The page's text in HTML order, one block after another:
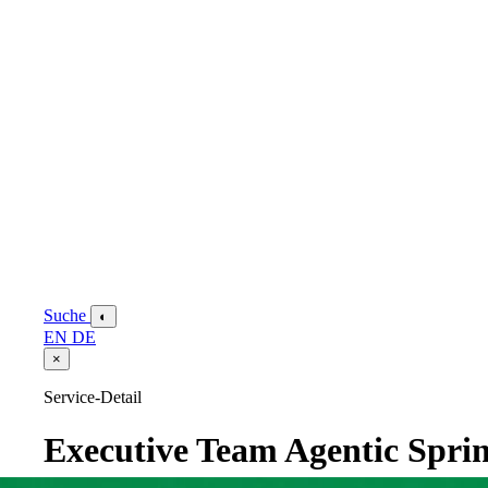
Suche ◐
EN DE
×
Service-Detail
Executive Team Agentic